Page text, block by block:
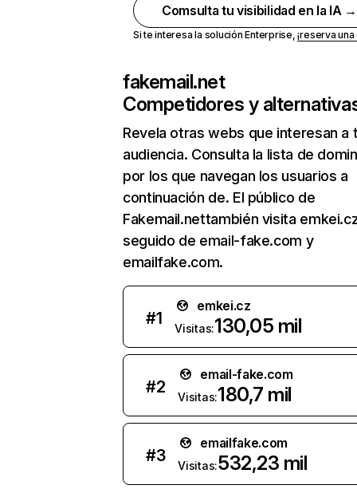
Comsulta tu visibilidad en la IA →
Si te interesa la solución Enterprise,¡reserva
fakemail.net
Competidores y
Revela otras webs que interesan a
audiencia. Consulta la lista de
por los que navegan los usuarios a
continuación de. El público de
Fakemail.nettambién visita
seguido de email-fake.com y
emailfake.com.
#1
emkei.cz
Visitas:130,05 mil
#2
email-fake.com
Visitas:180,7 mil
#3
emailfake.com
Visitas:532,23 mil